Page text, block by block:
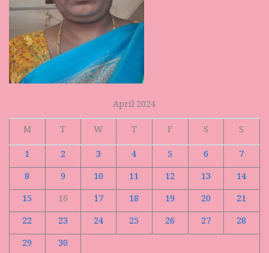
April 2024
M
T W T F S
S
1
2 3 4 5 6
7
8
9 10 11 12 13
14
15
16 17 18 19 20
21
22
23 24 25 26 27
28
29
30